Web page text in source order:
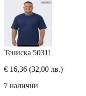
Тениска 50311
€ 16,36 (32,00 лв.)
7 налични